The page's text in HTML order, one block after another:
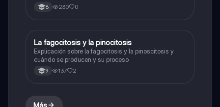
8 230 0
Biologia
La fagocitosis y la pinocitosis
Explicación sobre la fagocitosis y la pinoscitosis y
cuándo se producen y su proceso
9 137 2